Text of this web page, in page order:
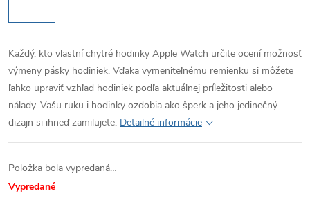
Každý, kto vlastní chytré hodinky Apple Watch určite ocení možnosť
výmeny pásky hodiniek. Vďaka vymeniteľnému remienku si môžete
ľahko upraviť vzhľad hodiniek podľa aktuálnej príležitosti alebo
nálady. Vašu ruku i hodinky ozdobia ako šperk a jeho jedinečný
dizajn si ihneď zamilujete. Detailné informácie
Položka bola vypredaná…
Vypredané